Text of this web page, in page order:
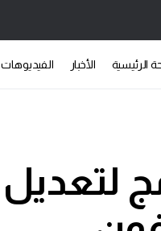
الرئيسية الأخبار الفيديوهات